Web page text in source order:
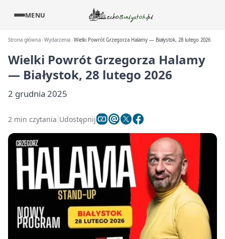
MENU
Strona główna Wydarzenia Wielki Powrót Grzegorza Halamy — Białystok, 28 lutego 2026
Wielki Powrót Grzegorza Halamy
— Białystok, 28 lutego 2026
2 grudnia 2025
2 min czytania Udostępnij